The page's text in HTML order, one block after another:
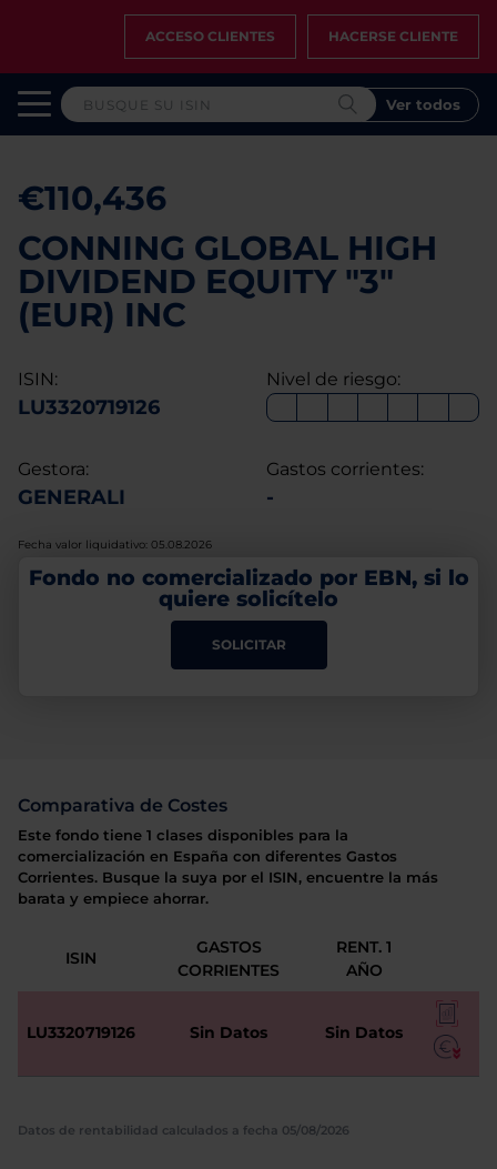
ACCESO CLIENTES HACERSE CLIENTE
Ver todos
€110,436
CONNING GLOBAL HIGH
DIVIDEND EQUITY "3"
(EUR) INC
ISIN:
LU3320719126
Nivel de riesgo:
Gestora:
GENERALI
Gastos corrientes:
-
Fecha valor liquidativo: 05.08.2026
Fondo no comercializado por EBN, si lo
quiere solicítelo
SOLICITAR
Comparativa de Costes
Este fondo tiene 1 clases disponibles para la
comercialización en España con diferentes Gastos
Corrientes. Busque la suya por el ISIN, encuentre la más
barata y empiece ahorrar.
ISIN
GASTOS
CORRIENTES
RENT. 1
AÑO
LU3320719126 Sin Datos Sin Datos
Datos de rentabilidad calculados a fecha 05/08/2026